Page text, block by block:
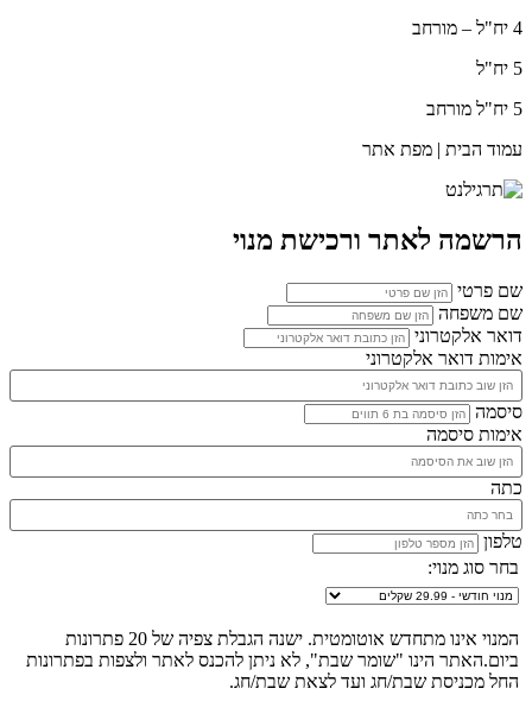
4 יח"ל – מורחב
5 יח"ל
5 יח"ל מורחב
עמוד הבית | מפת אתר
הרשמה לאתר ורכישת מנוי
שם פרטי
שם משפחה
דואר אלקטרוני
אימות דואר אלקטרוני
סיסמה
אימות סיסמה
כתה
טלפון
בחר סוג מנוי:
המנוי אינו מתחדש אוטומטית. ישנה הגבלת צפיה של 20 פתרונות
ביום.האתר הינו "שומר שבת", לא ניתן להכנס לאתר ולצפות בפתרונות
החל מכניסת שבת/חג ועד לצאת שבת/חג.